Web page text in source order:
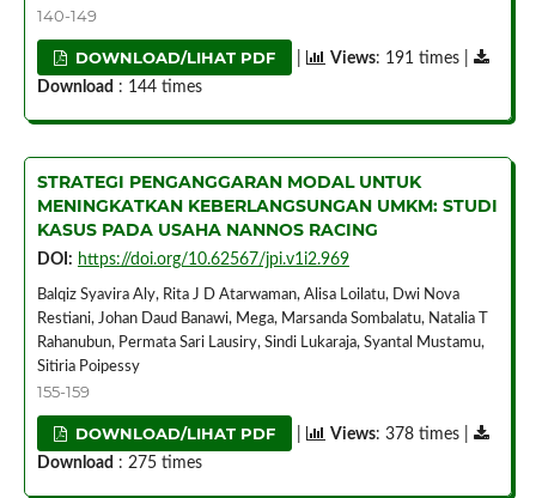
140-149
DOWNLOAD/LIHAT PDF Views: 191 times |
Download : 144 times
STRATEGI PENGANGGARAN MODAL UNTUK
MENINGKATKAN KEBERLANGSUNGAN UMKM: STUDI
KASUS PADA USAHA NANNOS RACING
DOI: https://doi.org/10.62567/jpi.v1i2.969
Balqiz Syavira Aly, Rita J D Atarwaman, Alisa Loilatu, Dwi Nova
Restiani, Johan Daud Banawi, Mega, Marsanda Sombalatu, Natalia T
Rahanubun, Permata Sari Lausiry, Sindi Lukaraja, Syantal Mustamu,
Sitiria Poipessy
155-159
DOWNLOAD/LIHAT PDF Views: 378 times |
Download : 275 times